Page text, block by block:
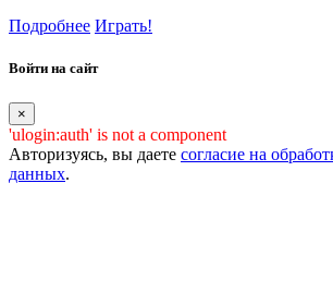
Подробнее Играть!
Войти на сайт
×
'ulogin:auth' is not a component
Авторизуясь, вы даете согласие на
данных.